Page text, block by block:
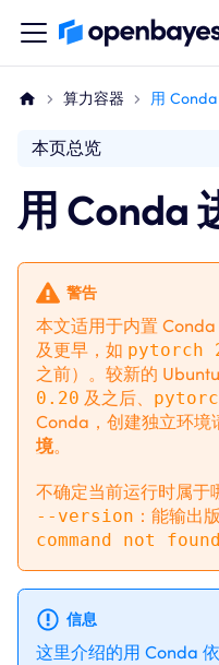
算力容器 用
本页总览
用 Conda
警告
本文适用于内置
及更早，如 pytorch
之前）。较新的
0.20 及之后、
Conda，创建独立环境
境。
不确定当前运行时属于
--version ：能输出
command not found
信息
这里介绍的用 Conda